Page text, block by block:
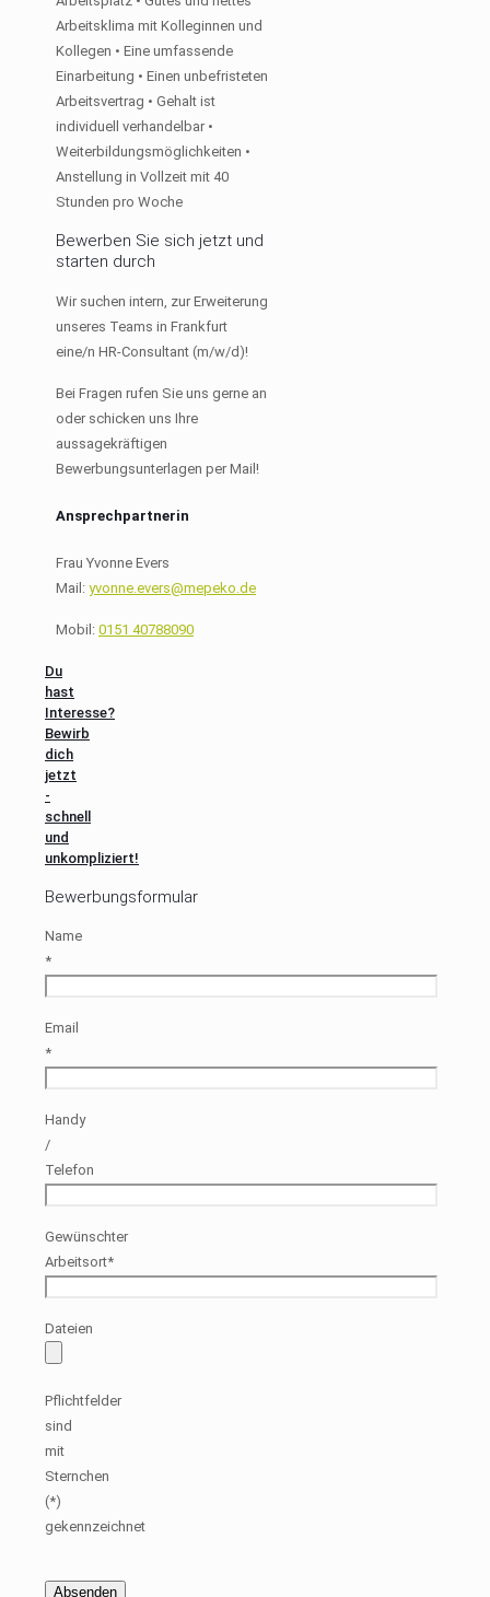
Arbeitsklima mit Kolleginnen und
Kollegen • Eine umfassende
Einarbeitung • Einen unbefristeten
Arbeitsvertrag • Gehalt ist
individuell verhandelbar •
Weiterbildungsmöglichkeiten •
Anstellung in Vollzeit mit 40
Stunden pro Woche
Bewerben Sie sich jetzt und
starten durch
Wir suchen intern, zur Erweiterung
unseres Teams in Frankfurt
eine/n HR-Consultant (m/w/d)!
Bei Fragen rufen Sie uns gerne an
oder schicken uns Ihre
aussagekräftigen
Bewerbungsunterlagen per Mail!
Ansprechpartnerin
Frau Yvonne Evers
Mail: yvonne.evers@mepeko.de
Mobil: 0151 40788090
Du
hast
Interesse?
Bewirb
dich
jetzt
-
schnell
und
unkompliziert!
Bewerbungsformular
Name
*
Email
*
Handy
/
Telefon
Gewünschter
Arbeitsort*
Dateien
Pflichtfelder
sind
mit
Sternchen
(*)
gekennzeichnet